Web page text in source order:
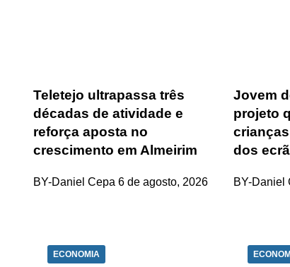
Teletejo ultrapassa três
décadas de atividade e
reforça aposta no
crescimento em Almeirim
BY-Daniel Cepa 6 de agosto, 2026
Jovem
projeto
dos
BY-Daniel
ECONOMIA